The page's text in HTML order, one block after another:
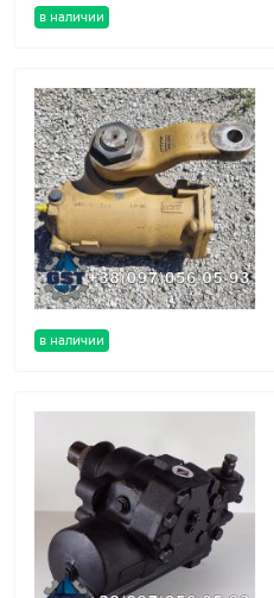
в наличии
в наличии